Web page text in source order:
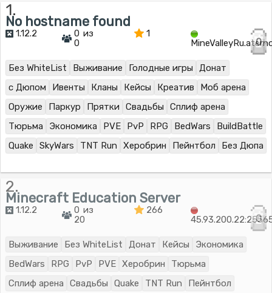
1.
No hostname found
1.12.2
0 из
0
1
0
Без WhiteList Выживание Голодные игры
Донат
с Дюпом
Ивенты Кланы Кейсы Креатив
Моб арена
Оружие
Паркур Прятки Свадьбы
Сплиф арена
Тюрьма
Экономика PVE PvP RPG BedWars
BuildBattle
Quake
SkyWars TNT Run Херобрин Пейнтбол Без Дюпа
2.
Minecraft Education Server
1.12.2
0 из
20
266
0
Выживание Без WhiteList Донат Кейсы
Экономика
BedWars
RPG PvP PVE Херобрин
Тюрьма
Сплиф арена
Свадьбы Quake TNT Run
Пейнтбол